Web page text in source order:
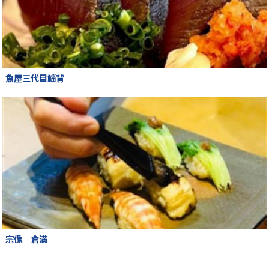
魚屋三代目鯔背
宗像 倉満